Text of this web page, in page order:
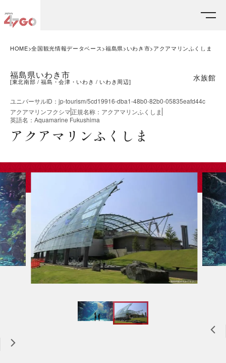
HOME 全国観光情報データベース 福島県 いわき市 アクアマリンふくしま
福島県いわき市
[東北南部 福島・会津・いわき いわき周辺] 水族館
ユニバーサルID ： jp-tourism/5cd19916-dba1-48b0-82b0-05835eafd44c
アクアマリンフクシマ正規名称 ： アクアマリンふくしま
英語名 ： Aquamarine Fukushima
アクアマリンふくしま